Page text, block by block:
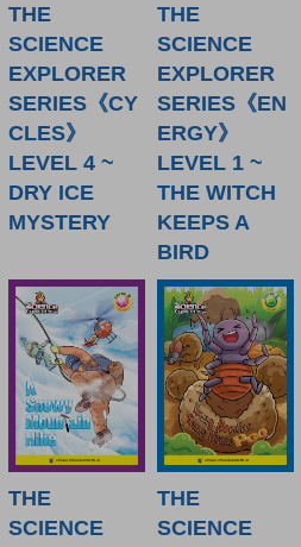
THE
SCIENCE
EXPLORER
SERIES《CY
CLES》
LEVEL 4 ~
DRY ICE
MYSTERY
THE
SCIENCE
EXPLORER
SERIES《EN
ERGY》
LEVEL 1 ~
THE WITCH
KEEPS A
BIRD
THE
SCIENCE
THE
SCIENCE